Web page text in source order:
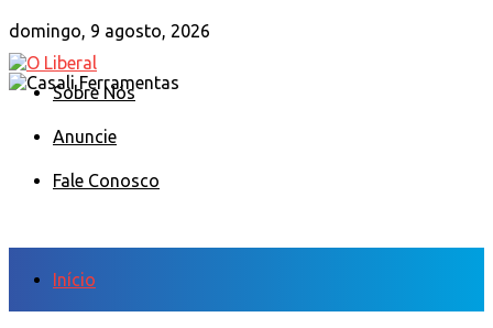
domingo, 9 agosto, 2026
Sobre Nós
Anuncie
Fale Conosco
Início